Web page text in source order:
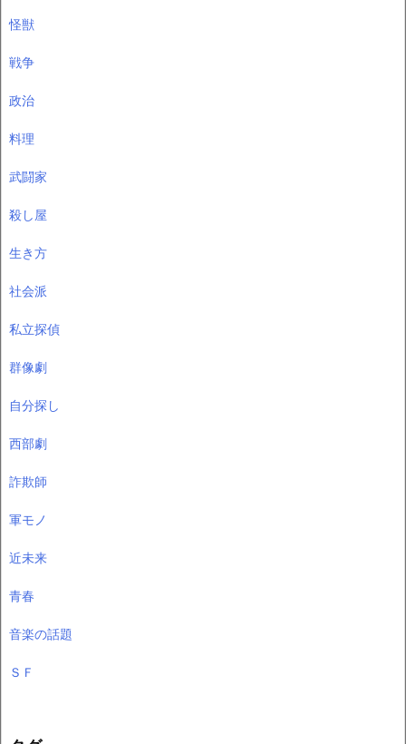
怪獣
戦争
政治
料理
武闘家
殺し屋
生き方
社会派
私立探偵
群像劇
自分探し
西部劇
詐欺師
軍モノ
近未来
青春
音楽の話題
ＳＦ